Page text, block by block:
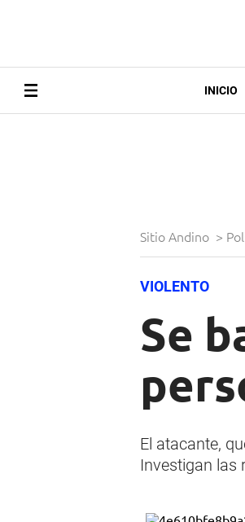
INICIO
Sitio Andino >
VIOLENTO
Se
El atacante,
Investigan las